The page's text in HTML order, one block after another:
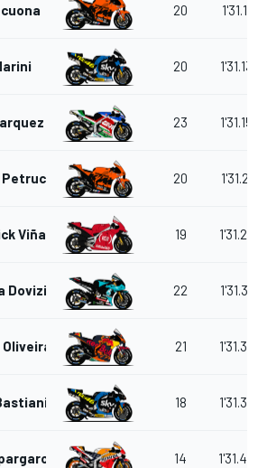
20 1'31.112
20
23
20
Viñales 19
Dovizioso 22
21
18
14